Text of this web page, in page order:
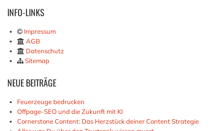
INFO-LINKS
Impressum
AGB
Datenschutz
Sitemap
NEUEBEITRÄGE
Feuerzeuge bedrucken
Offpage-SEO und die Zukunft mit KI
Cornerstone Content: Das Herzstück deiner Content Strategie